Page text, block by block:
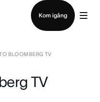
Kom igång
BLOOMBERG TV
TV